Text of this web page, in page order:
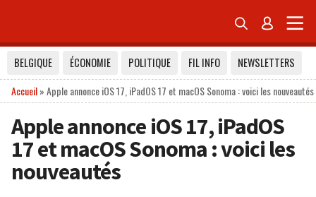
 
BELGIQUE ÉCONOMIE POLITIQUE FIL INFO
NEWSLETTERS
Accueil»Apple annonce iOS 17, iPadOS 17 et macOS Sonoma : voici les nouveautés
Apple annonce iOS 17, iPadOS
17 et macOS Sonoma : voici les
nouveautés